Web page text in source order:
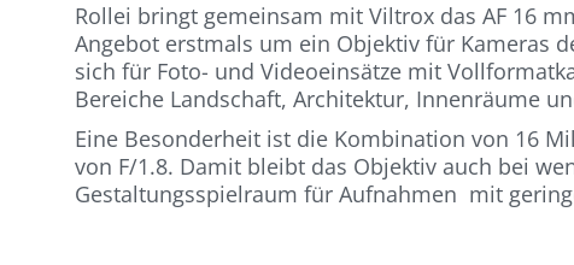
Rollei bringt gemeinsam mit Viltrox das AF 16
Angebot erstmals um ein Objektiv für Kameras
sich für Foto- und Videoeinsätze mit
Bereiche Landschaft, Architektur, Innenräume
Eine Besonderheit ist die Kombination von 16
von F/1.8. Damit bleibt das Objektiv auch bei
Gestaltungsspielraum für Aufnahmen mit